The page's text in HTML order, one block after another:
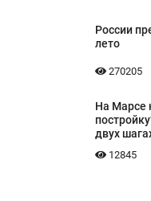
России
лето
270205
На Марсе
двух
12845